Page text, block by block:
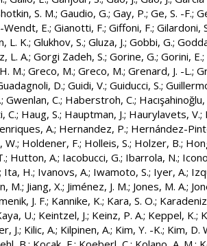
S. M.; Gaudio, G.; Gay, P.; Ge, S. -F.;
Wendt, E.; Gianotti, F.; Giffoni, F.; Gilardoni,
L. K.; Glukhov, S.; Gluza, J.; Gobbi, G.;
L. A.; Gorgi Zadeh, S.; Gorine, G.; Gorini, E.;
M.; Greco, M.; Greco, M.; Grenard, J. -L.;
D.; Guidi, V.; Guiducci, S.;
; Gwenlan, C.; Haberstroh, C.;
C.; Haug, S.; Hauptman, J.; Haurylavets, V.;
A.; Hernandez, P.; Hernández-
W.; Holdener, F.; Holleis, S.; Holzer, B.;
; Hutton, A.; Iacobucci, G.; Ibarrola, N.;
; Ita, H.; Ivanovs, A.; Iwamoto, S.; Iyer, A.;
M.; Jiang, X.; Jiménez, J. M.; Jones, M. A.;
J. F.; Kannike, K.; Kara, S. O.;
U.; Keintzel, J.; Keinz, P. A.; Keppel, K.;
J.; Kilic, A.; Kilpinen, A.; Kim, Y. -K.; Kim, D.